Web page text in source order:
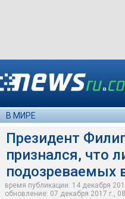
В МИРЕ
Президент
признался, что
подозреваемых
время публикации: 14 декабря
обновление: 07 декабря 2017 г.,